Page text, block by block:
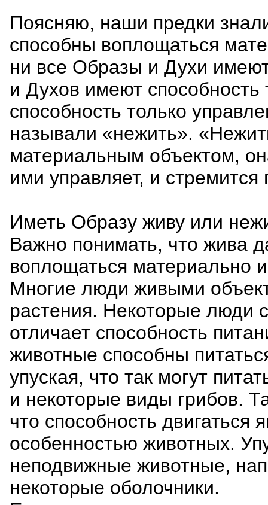
Поясняю, наши предки
способны воплощаться
ни все Образы и Духи
и Духов имеют способность
способность только
называли «нежить».
материальным объектом,
ими управляет, и стремится
Иметь Образу живу или
Важно понимать, что жива
воплощаться материально
Многие люди живыми
растения. Некоторые люди
отличает способность
животные способны
упуская, что так могут
и некоторые виды грибов.
что способность двигаться
особенностью животных.
неподвижные животные,
некоторые оболочники.